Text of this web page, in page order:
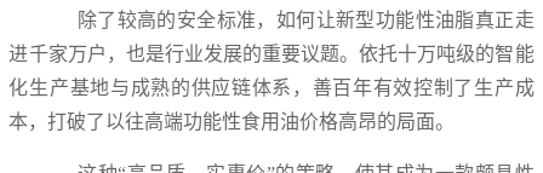
除了较高的安全标准，如何让新型功能性油脂真正走
进千家万户，也是行业发展的重要议题。依托十万吨级的智能
化生产基地与成熟的供应链体系，善百年有效控制了生产成
本，打破了以往高端功能性食用油价格高昂的局面。